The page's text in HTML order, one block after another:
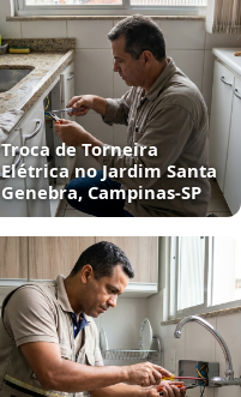
Troca de Torneira
Elétrica no Jardim Santa
Genebra, Campinas‑SP